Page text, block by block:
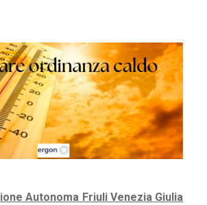
Autonoma Friuli Venezia Giulia